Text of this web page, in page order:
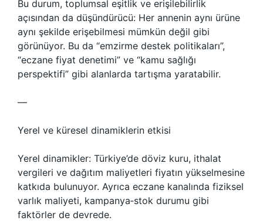
Bu durum, toplumsal eşitlik ve erişilebilirlik
açısından da düşündürücü: Her annenin aynı ürüne
aynı şekilde erişebilmesi mümkün değil gibi
görünüyor. Bu da “emzirme destek politikaları”,
“eczane fiyat denetimi” ve “kamu sağlığı
perspektifi” gibi alanlarda tartışma yaratabilir.
—
Yerel ve küresel dinamiklerin etkisi
Yerel dinamikler: Türkiye’de döviz kuru, ithalat
vergileri ve dağıtım maliyetleri fiyatın yükselmesine
katkıda bulunuyor. Ayrıca eczane kanalında fiziksel
varlık maliyeti, kampanya‑stok durumu gibi
faktörler de devrede.